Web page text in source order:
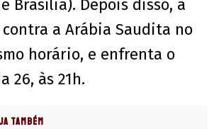
Brasília). Depois disso, a
contra a Arábia Saudita no
horário, e enfrenta o
26, às 21h.
TAMBÉM